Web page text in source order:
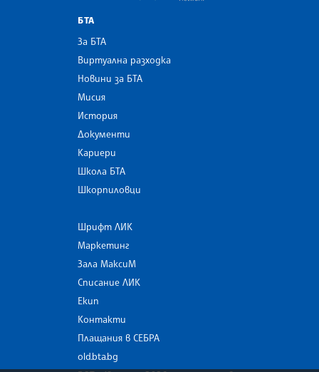
БТА
За БТА
Виртуална разходка
Новини за БТА
Мисия
История
Документи
Кариери
Школа БТА
Шкорпиловци
Шрифт ЛИК
Маркетинг
Зала МаксиМ
Списание ЛИК
Екип
Контакти
Плащания в СЕБРА
old.bta.bg